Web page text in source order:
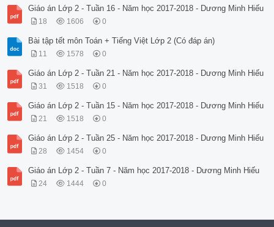
Giáo án Lớp 2 - Tuần 16 - Năm học 2017-2018 - Dương Minh Hiếu
18 1606 0
Bài tập tết môn Toán + Tiếng Việt Lớp 2 (Có đáp án)
11 1578 0
Giáo án Lớp 2 - Tuần 21 - Năm học 2017-2018 - Dương Minh Hiếu
31 1518 0
Giáo án Lớp 2 - Tuần 15 - Năm học 2017-2018 - Dương Minh Hiếu
21 1518 0
Giáo án Lớp 2 - Tuần 25 - Năm học 2017-2018 - Dương Minh Hiếu
28 1454 0
Giáo án Lớp 2 - Tuần 7 - Năm học 2017-2018 - Dương Minh Hiếu
24 1444 0